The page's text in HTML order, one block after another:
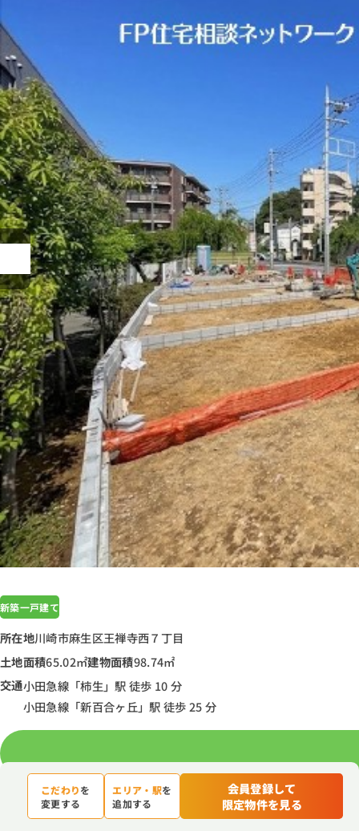
新築一戸建て
所在地川崎市麻生区王禅寺西７丁目
土地面積65.02㎡建物面積98.74㎡
交通小田急線「柿生」駅 徒歩 10 分
小田急線「新百合ヶ丘」駅 徒歩 25 分
資料請求
こだわりを
変更する
エリア・駅を
追加する
会員登録して
限定物件を見る